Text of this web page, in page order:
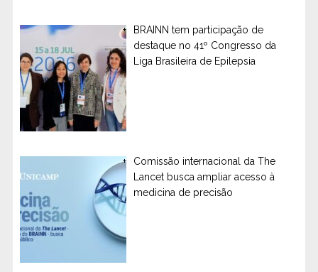
BRAINN tem participação de
destaque no 41º Congresso da
Liga Brasileira de Epilepsia
Comissão internacional da The
Lancet busca ampliar acesso à
medicina de precisão